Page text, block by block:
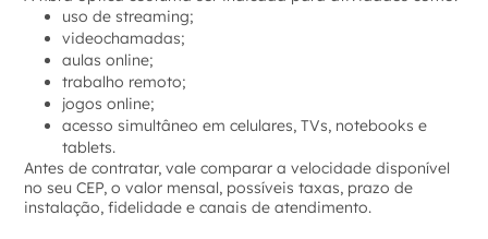
uso de streaming;
videochamadas;
aulas online;
trabalho remoto;
jogos online;
acesso simultâneo em celulares, TVs, notebooks e
tablets.
Antes de contratar, vale comparar a velocidade disponível
no seu CEP, o valor mensal, possíveis taxas, prazo de
instalação, fidelidade e canais de atendimento.